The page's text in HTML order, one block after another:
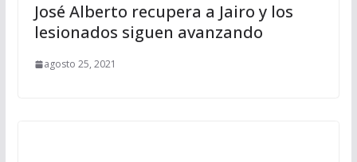
José Alberto recupera a Jairo y los
lesionados siguen avanzando
agosto 25, 2021